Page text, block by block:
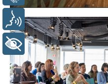
VOZ
+ ACESSIBILIDADE